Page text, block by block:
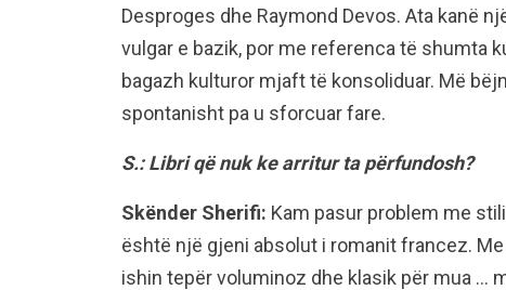
Desproges dhe Raymond Devos. Ata kanë
vulgar e bazik, por me referenca të shumta
bagazh kulturor mjaft të konsoliduar. Më
spontanisht pa u sforcuar fare.
S.: Libri që nuk ke arritur ta përfundosh?
Skënder Sherifi: Kam pasur problem me
është një gjeni absolut i romanit francez.
ishin tepër voluminoz dhe klasik për mua …